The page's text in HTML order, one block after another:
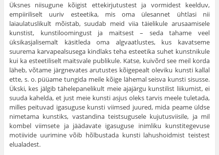
Üksnes niisugune kõigist ettekirjutustest ja vormidest keelduv,
empiiriliselt uuriv esteetika, mis oma ülesannet üht­lasi nii
laiaulatuslikult mõistab, suudab meid viia täielikule arusaamisele
kunstist, kunstiloomingust ja maitsest – seda tahame veel
üksikasjalisemalt käsitleda oma algvaatlustes, kus kavatseme
suurema karvapealsusega kindlaks teha esteetika suhet kunstnikule
kui ka esteetiliselt maitsvale publikule. Katse, kuivõrd see meil korda
läheb, võtame järgnevates arutustes kõigepealt oleviku kunsti kallal
ette, s. o. püüame tungida meile kõige lähemal seisva kunsti sisusse.
Ükski, kes jälgib tähelepanelikult meie ajajärgu kunstilist liikumist, ei
suuda kahelda, et just meie kunsti asjus oleks tarvis meele tuletada,
milles peituvad igasuguse kunsti viimsed juured, mida peame üldse
nimetama kuns­tiks, vastandina teistsugusele kujutusviisile, ja mil
kombel viimsete ja jäädavate igasuguse inimliku kunstitegevuse
motiivide uurimine võib hõlbustada kunsti lahushoidmist teistest
elualadest.